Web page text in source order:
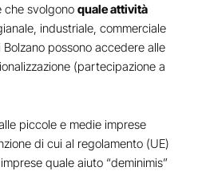
che svolgonoquale attività
industriale, commerciale
possono accedere alle
(partecipazione a
piccole e medie imprese
di cui al regolamento (UE)
quale aiuto “deminimis”